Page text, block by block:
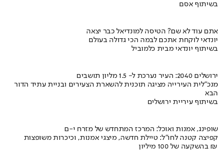
בשיתוף אסם
אתם עוד לא שם? הטיסה למונדיאל כבר יצאה
יונדאי לוקחת אתכם לבמה הכי גדולה בעולם
בשיתוף יונדאי מבית כלמוביל
ירושלים 2040: העיר נערכת ל- 1.5 מליון תושבים
מנכ"לית העירייה מציגה תוכנית להשארת הצעירים ובניית עתיד הדור
הבא
בשיתוף עיריית ירושלים
שופינג, אמנות ואוכל: המרכז המתחדש של מזרח י-ם
קפיצה קטנה לחו"ל: טיילת חדשה, מיצגי אמנות, וכיכרות משופצות
בהשקעה של 100 מיליון ₪